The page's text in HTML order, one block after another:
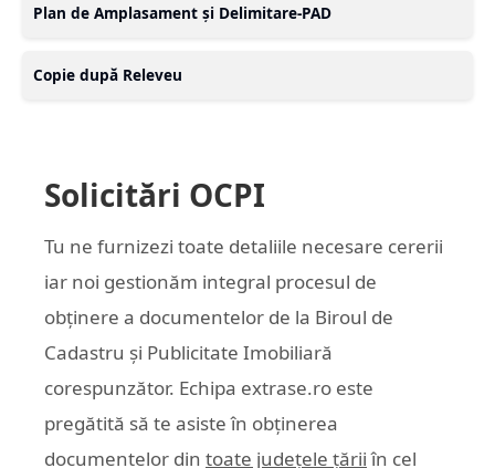
Plan de Amplasament și Delimitare-PAD
Copie după Releveu
Solicitări OCPI
Tu ne furnizezi toate detaliile necesare cererii
iar noi gestionăm integral procesul de
obținere a documentelor de la Biroul de
Cadastru și Publicitate Imobiliară
corespunzător. Echipa extrase.ro este
pregătită să te asiste în obținerea
documentelor din toate județele țării în cel